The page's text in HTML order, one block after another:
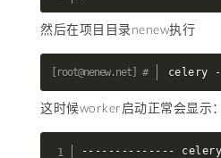
然后在项目目录nenew执行
celery -
这时候worker启动正常会显示：
--------------